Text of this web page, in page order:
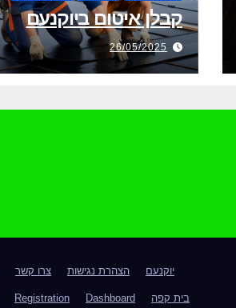
קבלן איטום ביוקנעם
26/05/2025
יוקנעם הצהרת נגישות צרו קשר
בית קפה Dashboard
Registration